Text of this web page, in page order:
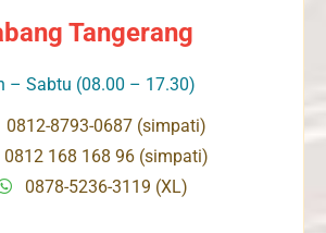
Tangerang
– Sabtu (08.00 – 17.30)
0812-8793-0687 (simpati)
0812 168 168 96 (simpati)
0878-5236-3119 (XL)